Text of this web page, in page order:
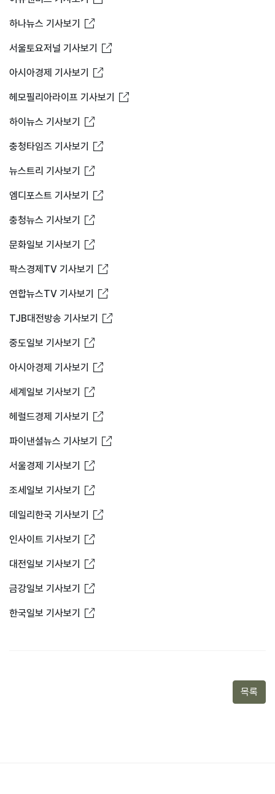
하나뉴스 기사보기 새창열림
서울토요저널 기사보기 새창열림
아시아경제 기사보기 새창열림
헤모필리아라이프 기사보기 새창열림
하이뉴스 기사보기 새창열림
충청타임즈 기사보기 새창열림
뉴스트리 기사보기 새창열림
엠디포스트 기사보기 새창열림
충청뉴스 기사보기 새창열림
문화일보 기사보기 새창열림
팍스경제TV 기사보기 새창열림
연합뉴스TV 기사보기 새창열림
TJB대전방송 기사보기 새창열림
중도일보 기사보기 새창열림
아시아경제 기사보기 새창열림
세계일보 기사보기 새창열림
헤럴드경제 기사보기 새창열림
파이낸셜뉴스 기사보기 새창열림
서울경제 기사보기 새창열림
조세일보 기사보기 새창열림
데일리한국 기사보기 새창열림
인사이트 기사보기 새창열림
대전일보 기사보기 새창열림
금강일보 기사보기 새창열림
한국일보 기사보기 새창열림
목록